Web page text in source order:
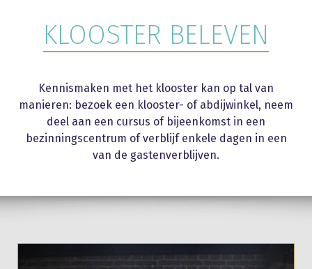
KLOOSTER BELEVEN
Kennismaken met het klooster kan op tal van
manieren: bezoek een klooster- of abdijwinkel, neem
deel aan een cursus of bijeenkomst in een
bezinningscentrum of verblijf enkele dagen in een
van de gastenverblijven.